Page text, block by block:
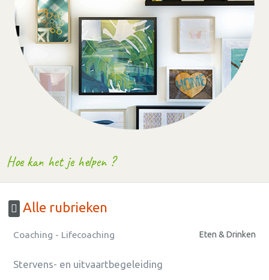
Hoe kan het je helpen ?
Alle rubrieken
Coaching - Lifecoaching Eten & Drinken
Stervens- en uitvaartbegeleiding